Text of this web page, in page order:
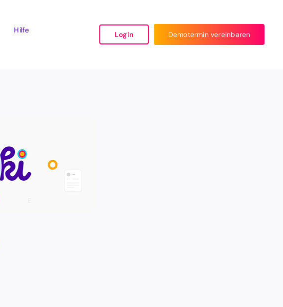
Hilfe
Login Demotermin vereinbaren